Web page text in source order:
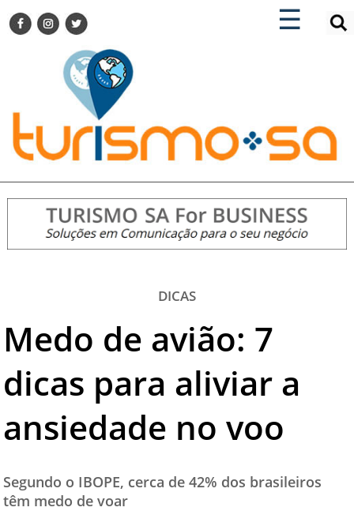
☰
×
TURISMO SA FOR BUSINESS
DESTINOS NACIONAIS
DESTINOS INTERNACIONAIS
CITY BREAK
TURISMO E MERCADO
EVENTOS
HOTELARIA
DICAS
VITRINE
TURISMO SA TV
TESTADO E APROVADO
PARCEIROS
CONTATO
×
ENCONTRE SUA NOTÍCIA
DICAS
Medo de avião: 7
dicas para aliviar a
ansiedade no voo
Segundo o IBOPE, cerca de 42% dos brasileiros
têm medo de voar